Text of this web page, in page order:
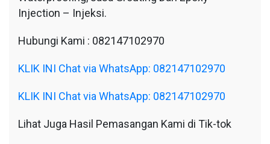
Injection – Injeksi.
Hubungi Kami : 082147102970
KLIK INI Chat via WhatsApp: 082147102970
KLIK INI Chat via WhatsApp: 082147102970
Lihat Juga Hasil Pemasangan Kami di Tik-tok